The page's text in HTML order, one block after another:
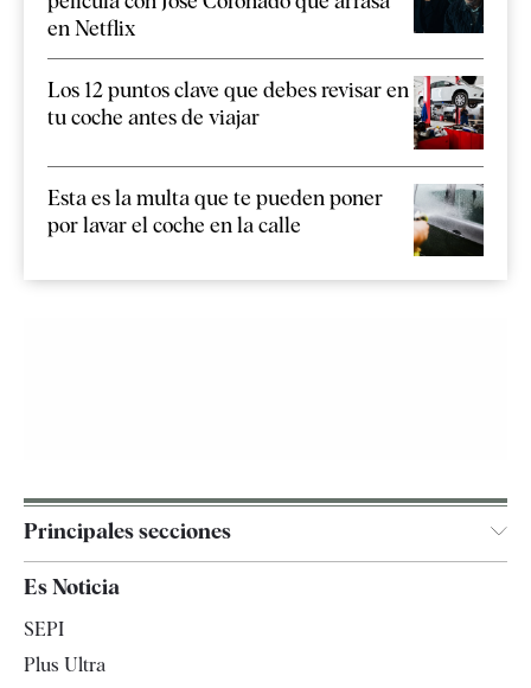
en Netflix
Los 12 puntos clave que debes revisar en
tu coche antes de viajar
Esta es la multa que te pueden poner
por lavar el coche en la calle
Principales secciones
España
Es Noticia
SEPI
Plus Ultra